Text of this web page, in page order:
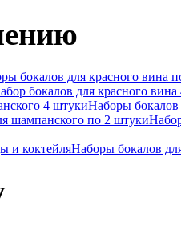
бокалов для красного вина
бокалов для красного
4 штукиНаборы бокалов
шампанского по 2 штуки
и коктейляНаборы бокалов